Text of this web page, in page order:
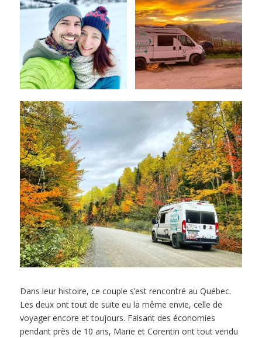
Dans leur histoire, ce couple s’est rencontré au Québec.
Les deux ont tout de suite eu la même envie, celle de
voyager encore et toujours. Faisant des économies
pendant près de 10 ans, Marie et Corentin ont tout vendu